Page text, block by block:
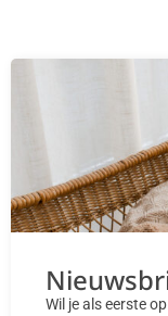
Wil je als eerste